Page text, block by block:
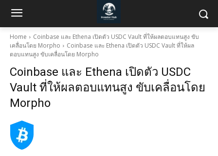
Home
Coinbase และ Ethena เปิดตัว USDC Vault ที่ให้ผลตอบแทนสูง ขับ
เคลื่อนโดย Morpho
Coinbase และ Ethena เปิดตัว USDC Vault ที่ให้ผล
ตอบแทนสูง ขับเคลื่อนโดย Morpho
Coinbase และ Ethena เปิดตัว USDC
Vault ที่ให้ผลตอบแทนสูง ขับเคลื่อนโดย
Morpho